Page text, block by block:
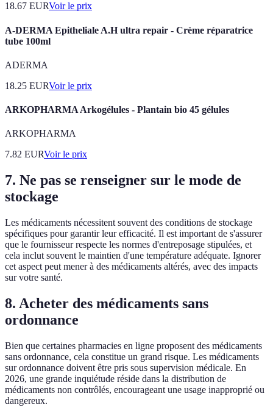
18.67 EURVoir le prix
A-DERMA Epitheliale A.H ultra repair - Crème réparatrice
tube 100ml
ADERMA
18.25 EURVoir le prix
ARKOPHARMA Arkogélules - Plantain bio 45 gélules
ARKOPHARMA
7.82 EURVoir le prix
7. Ne pas se renseigner sur le mode de
stockage
Les médicaments nécessitent souvent des conditions de stockage
spécifiques pour garantir leur efficacité. Il est important de s'assurer
que le fournisseur respecte les normes d'entreposage stipulées, et
cela inclut souvent le maintien d'une température adéquate. Ignorer
cet aspect peut mener à des médicaments altérés, avec des impacts
sur votre santé.
8. Acheter des médicaments sans
ordonnance
Bien que certaines pharmacies en ligne proposent des médicaments
sans ordonnance, cela constitue un grand risque. Les médicaments
sur ordonnance doivent être pris sous supervision médicale. En
2026, une grande inquiétude réside dans la distribution de
médicaments non contrôlés, encourageant une usage inapproprié ou
dangereux.